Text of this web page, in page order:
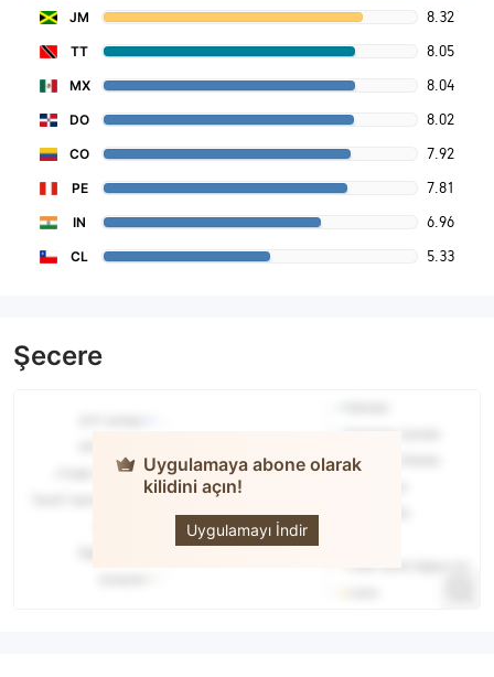
JM 8.32
TT 8.05
MX 8.04
DO 8.02
CO 7.92
PE 7.81
IN 6.96
CL 5.33
Şecere
Uygulamaya abone olarak
kilidini açın!
Uygulamayı İndir